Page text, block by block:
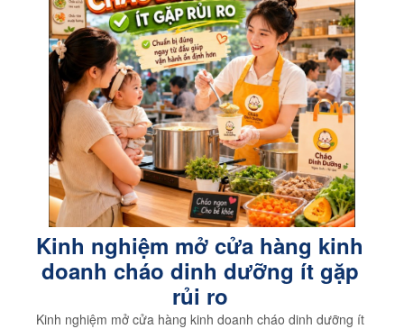
Kinh nghiệm mở cửa hàng kinh
doanh cháo dinh dưỡng ít gặp
rủi ro
Kinh nghiệm mở cửa hàng kinh doanh cháo dinh dưỡng ít